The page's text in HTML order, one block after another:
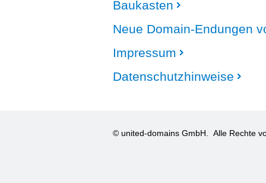
Baukasten
Neue Domain-Endungen
Impressum
Datenschutzhinweise
© united-domains GmbH. Alle Rechte